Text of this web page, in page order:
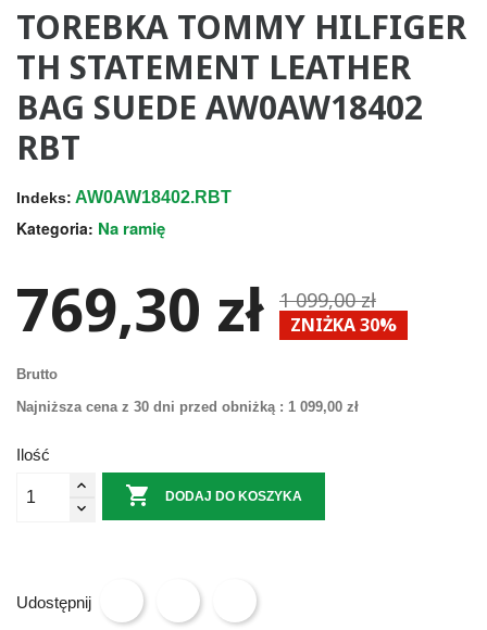
TOREBKA TOMMY HILFIGER
TH STATEMENT LEATHER
BAG SUEDE AW0AW18402
RBT
Indeks: AW0AW18402.RBT
Kategoria: Na ramię
769,30 zł 1 099,00 zł
ZNIŻKA 30%
Brutto
Najniższa cena z 30 dni przed obniżką : 1 099,00 zł
Ilość
 DODAJ DO KOSZYKA
Udostępnij